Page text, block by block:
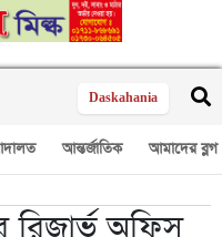
Daskahania
আন্তর্জাতিক আমাদের ব্লগ